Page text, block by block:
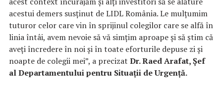
acestui demers susținut de LIDL România. Le mulțumim
tuturor celor care vin în sprijinul colegilor care se alfă în
linia întâi, avem nevoie să vă simțim aproape și să știm că
aveți încredere în noi și în toate eforturile depuse zi și
noapte de colegii mei”, a precizat Dr. Raed Arafat, Șef
al Departamentului pentru Situații de Urgență.